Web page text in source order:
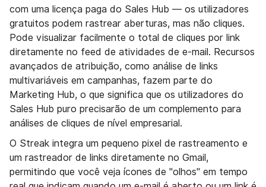
com uma licença paga do Sales Hub — os utilizadores
gratuitos podem rastrear aberturas, mas não cliques.
Pode visualizar facilmente o total de cliques por link
diretamente no feed de atividades de e-mail. Recursos
avançados de atribuição, como análise de links
multivariáveis em campanhas, fazem parte do
Marketing Hub, o que significa que os utilizadores do
Sales Hub puro precisarão de um complemento para
análises de cliques de nível empresarial.
O Streak integra um pequeno pixel de rastreamento e
um rastreador de links diretamente no Gmail,
permitindo que você veja ícones de "olhos" em tempo